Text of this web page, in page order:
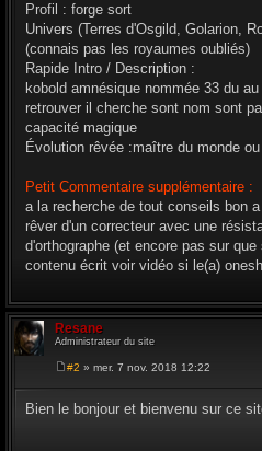
Profil : forge sort
Univers (Terres d'Osgild, Golarion,
(connais pas les royaumes oubliés)
Rapide Intro / Description :
kobold amnésique nommée 33 du
retrouver il cherche sont nom sont
capacité magique
Évolution rêvée :maître du monde
Petit Commentaire supplémentaire :
a la recherche de tout conseils bon
rêver d'un correcteur avec une
d'orthographe (et encore pas sur
contenu écrit voir vidéo si le(a)
Resane
Administrateur du site
s
#2 » mer. 7 nov. 2018 12:22
Bien le bonjour et bienvenu sur ce